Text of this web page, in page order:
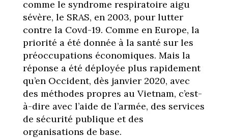
comme le syndrome respiratoire aigu
sévère, le SRAS, en 2003, pour lutter
contre la Covd-19. Comme en Europe, la
priorité a été donnée à la santé sur les
préoccupations économiques. Mais la
réponse a été déployée plus rapidement
qu’en Occident, dès janvier 2020, avec
des méthodes propres au Vietnam, c’est-
à-dire avec l’aide de l’armée, des services
de sécurité publique et des
organisations de base.